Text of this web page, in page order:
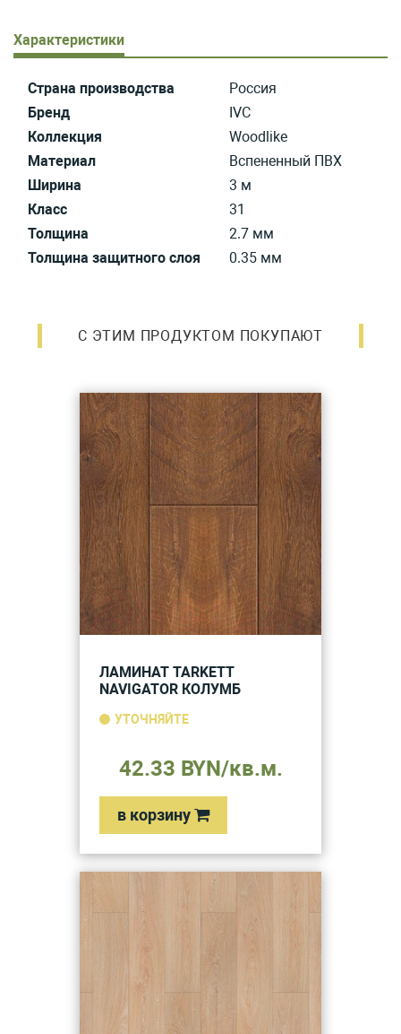
Характеристики
Страна производства
Россия
Бренд
IVC
Коллекция
Woodlike
Материал
Вспененный ПВХ
Ширина
3 м
Класс
31
Толщина
2.7 мм
Толщина защитного слоя
0.35 мм
С ЭТИМ ПРОДУКТОМ ПОКУПАЮТ
ЛАМИНАТ TARKETT
NAVIGATOR КОЛУМБ
УТОЧНЯЙТЕ
42.33 BYN/кв.м.
в корзину